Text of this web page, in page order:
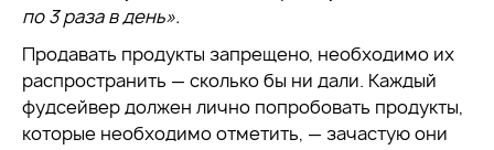
по 3 раза в день».
Продавать продукты запрещено, необходимо их
распространить — сколько бы ни дали. Каждый
фудсейвер должен лично попробовать продукты,
которые необходимо отметить, — зачастую они